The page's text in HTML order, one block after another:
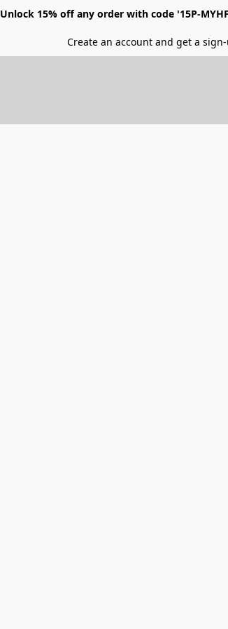
Unlock 15% off any order with code '15P-
Create an account and get a